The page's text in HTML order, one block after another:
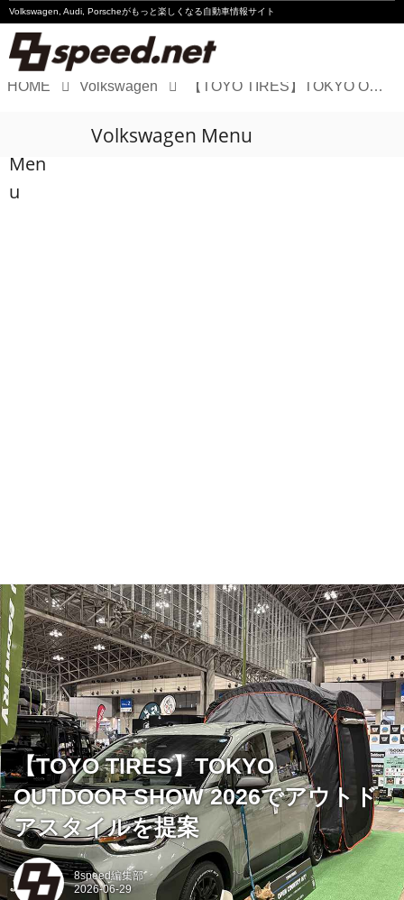
Volkswagen, Audi, Porscheがもっと楽しくなる自動車情報サイト
Audi
HOME Volkswagen 【TOYO TIRES】TOKYO OUTDOOR SHOW 2026でアウトドアスタイルを提案
Men
u
Volkswagen Menu
【TOYO TIRES】TOKYO
OUTDOOR SHOW 2026でアウトド
アスタイルを提案
8speed編集部